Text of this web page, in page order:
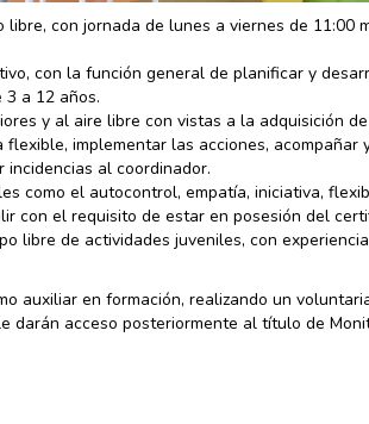
con jornada de lunes a viernes de 11:00
con la función general de planificar y
a 12 años.
y al aire libre con vistas a la adquisición
implementar las acciones, acompañar
incidencias al coordinador.
como el autocontrol, empatía, iniciativa,
con el requisito de estar en posesión del
libre de actividades juveniles, con
auxiliar en formación, realizando un
darán acceso posteriormente al título de